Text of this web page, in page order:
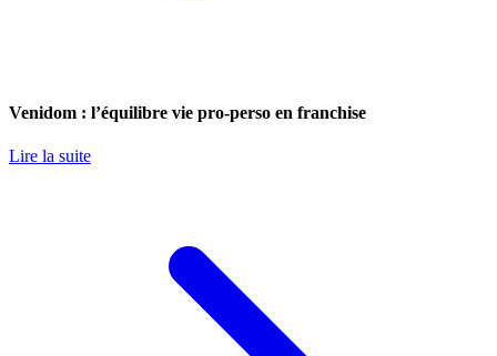
Venidom : l’équilibre vie pro-perso en franchise
Lire la suite